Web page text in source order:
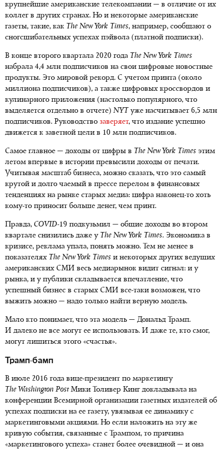
крупнейшие американские телекомпании — в отличие от их
коллег в других странах. Но и некоторые американские
газеты, такие, как The New York Times, например, сообщают о
сногсшибательных успехах пэйвола (платной подписки).
В конце второго квартала 2020 года The New York Times
набрала 4,4 млн подписчиков на свои цифровые новостные
продукты. Это мировой рекорд. С учетом принта (около
миллиона подписчиков), а также цифровых кроссвордов и
кулинарного приложения (настолько популярного, что
выделяется отдельно в отчете)NYT уже насчитывает 6,5 млн
подписчиков. Руководство заверяет, что издание успешно
движется к заветной цели в 10 млн подписчиков.
Самое главное — доходы от цифры в The New York Times этим
летом впервые в истории превысили доходы от печати.
Учитывая масштаб бизнеса, можно сказать, что это самый
крутой и долго чаемый в прессе перелом в финансовых
тенденциях на рынке старых медиа: цифра наконец-то хоть
кому-то приносит больше денег, чем принт.
Правда, COVID-19 подкузьмил — общие доходы во втором
квартале снизились даже у The New York Times. Экономика в
кризисе, реклама упала, понять можно. Тем не менее в
показателях The New York Times и некоторых других ведущих
американских СМИ весь медиарынок видит сигнал: и у
рынка, и у публики складывается впечатление, что
успешный бизнес в старых СМИ все-таки возможен, что
выжить можно — надо только найти верную модель.
Мало кто понимает, что эта модель — Дональд Трамп.
И далеко не все могут ее использовать. И даже те, кто смог,
могут лишиться этого «счастья».
Трамп-бамп
В июле 2016 года вице-президент по маркетингу
The Washington PostМики Толивер Кинг докладывала на
конференции Всемирной организации газетных издателей об
успехах подписки на ее газету, увязывая ее динамику с
маркетинговыми акциями. Но если наложить на эту же
кривую события, связанные с Трампом, то причина
«маркетингового успеха» станет более очевидной — и она